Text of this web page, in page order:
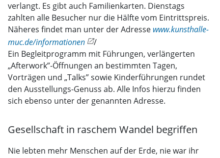
verlangt. Es gibt auch Familienkarten. Dienstags
zahlten alle Besucher nur die Hälfte vom Eintrittspreis.
Näheres findet man unter der Adresse www.kunsthalle-
muc.de/informationen
/
Ein Begleitprogramm mit Führungen, verlängerten
„Afterwork”-Öffnungen an bestimmten Tagen,
Vorträgen und „Talks” sowie Kinderführungen rundet
den Ausstellungs-Genuss ab. Alle Infos hierzu finden
sich ebenso unter der genannten Adresse.
Gesellschaft in raschem Wandel begriffen
Nie lebten mehr Menschen auf der Erde, nie war ihr